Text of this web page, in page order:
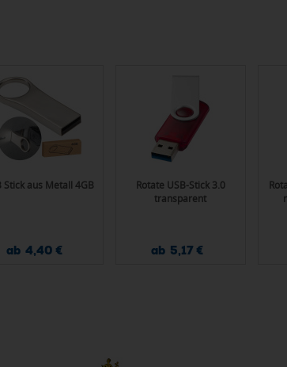
Stick aus Metall 4GB
ab 4,40 €
Rotate USB-Stick 3.0
transparent
ab 5,17 €